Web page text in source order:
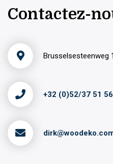
Contactez-
Brusselsesteenweg
+32 (0)52/37 51 56